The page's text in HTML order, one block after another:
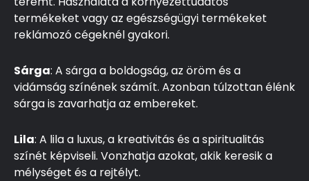
termékeket vagy az egészségügyi termékeket
reklámozó cégeknél gyakori.
Sárga: A sárga a boldogság, az öröm és a
vidámság színének számít. Azonban túlzottan élénk
sárga is zavarhatja az embereket.
Lila: A lila a luxus, a kreativitás és a spiritualitás
színét képviseli. Vonzhatja azokat, akik keresik a
mélységet és a rejtélyt.